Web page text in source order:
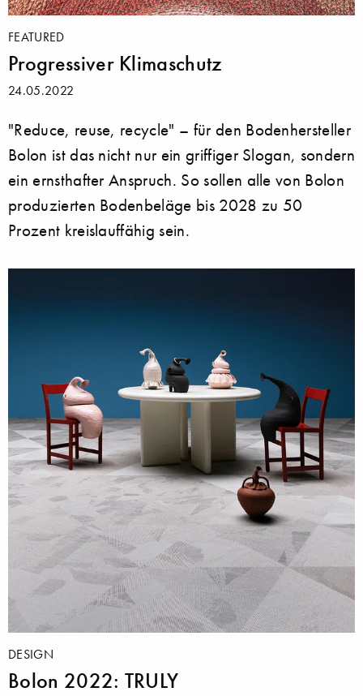
FEATURED
Progressiver Klimaschutz
24.05.2022
"Reduce, reuse, recycle" – für den Bodenhersteller
Bolon ist das nicht nur ein griffiger Slogan, sondern
ein ernsthafter Anspruch. So sollen alle von Bolon
produzierten Bodenbeläge bis 2028 zu 50
Prozent kreislauffähig sein.
DESIGN
Bolon 2022: TRULY